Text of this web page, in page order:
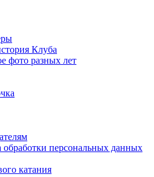
Клуба
фото разных лет
персональных данных
катания